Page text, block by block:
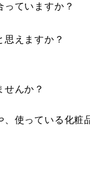
ていますか？
思えますか？
んか？
使っている化粧